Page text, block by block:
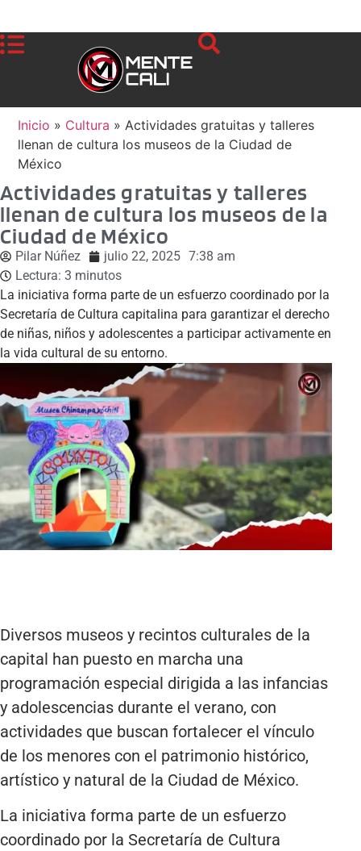
Inicio » Cultura » Actividades gratuitas y talleres
llenan de cultura los museos de la Ciudad de
México
Actividades gratuitas y talleres
llenan de cultura los museos de la
Ciudad de México
Pilar Núñez julio 22, 2025 7:38 am
Lectura: 3 minutos
La iniciativa forma parte de un esfuerzo coordinado por la
Secretaría de Cultura capitalina para garantizar el derecho
de niñas, niños y adolescentes a participar activamente en
la vida cultural de su entorno.
Diversos museos y recintos culturales de la
capital han puesto en marcha una
programación especial dirigida a las infancias
y adolescencias durante el verano, con
actividades que buscan fortalecer el vínculo
de los menores con el patrimonio histórico,
artístico y natural de la Ciudad de México.
La iniciativa forma parte de un esfuerzo
coordinado por la Secretaría de Cultura